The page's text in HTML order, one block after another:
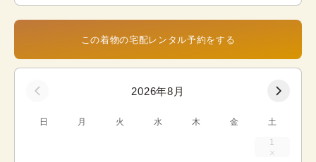
この着物の宅配レンタル予約をする
2026年8月
日 月 火 水 木 金 土
1